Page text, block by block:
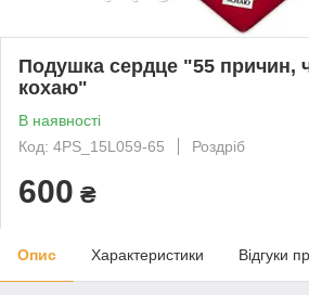
Подушка сердце "55 причин,
кохаю"
В наявності
Код: 4PS_15L059-65
Роздріб
600 ₴
Опис Характеристики Відгуки